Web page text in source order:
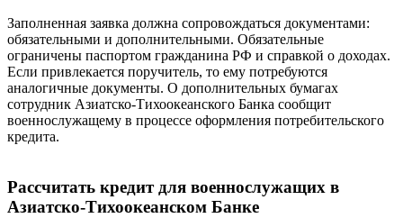
Заполненная заявка должна сопровождаться документами:
обязательными и дополнительными. Обязательные
ограничены паспортом гражданина РФ и справкой о доходах.
Если привлекается поручитель, то ему потребуются
аналогичные документы. О дополнительных бумагах
сотрудник Азиатско-Тихоокеанского Банка сообщит
военнослужащему в процессе оформления потребительского
кредита.
Рассчитать кредит для военнослужащих в
Азиатско-Тихоокеанском Банке